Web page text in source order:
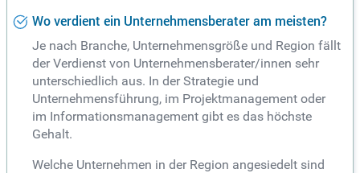
Wo verdient ein Unternehmensberater am meisten?
Je nach Branche, Unternehmensgröße und Region fällt
der Verdienst von Unternehmensberater/innen sehr
unterschiedlich aus. In der Strategie und
Unternehmensführung, im Projektmanagement oder
im Informationsmanagement gibt es das höchste
Gehalt.
Welche Unternehmen in der Region angesiedelt sind